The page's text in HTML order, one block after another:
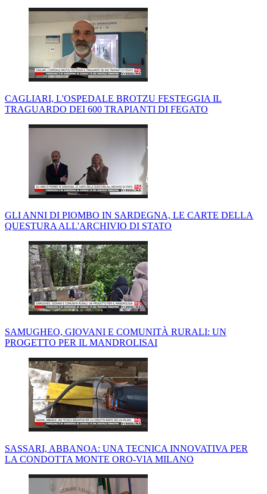
CAGLIARI, L'OSPEDALE BROTZU FESTEGGIA IL
TRAGUARDO DEI 600 TRAPIANTI DI FEGATO
GLI ANNI DI PIOMBO IN SARDEGNA, LE CARTE DELLA
QUESTURA ALL'ARCHIVIO DI STATO
SAMUGHEO, GIOVANI E COMUNITÀ RURALI: UN
PROGETTO PER IL MANDROLISAI
SASSARI, ABBANOA: UNA TECNICA INNOVATIVA PER
LA CONDOTTA MONTE ORO-VIA MILANO